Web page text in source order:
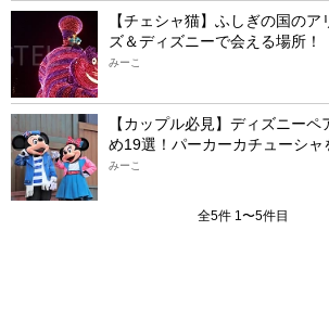
【チェシャ猫】ふしぎの国の
ズ＆ディズニーで会える場所！
みーこ
【カップル必見】ディズニー
め19選！パーカーカチューシャ
みーこ
全5件 1〜5件目